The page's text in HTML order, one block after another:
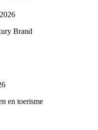
Brand
en toerisme